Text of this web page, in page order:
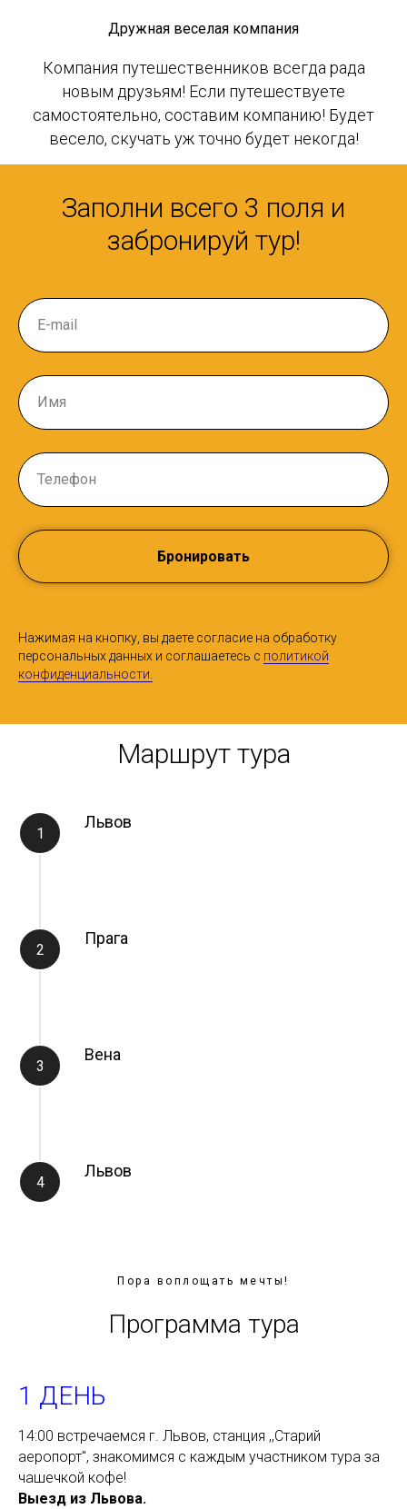
Дружная веселая компания
Компания путешественников всегда рада
новым друзьям! Если путешествуете
самостоятельно, составим компанию! Будет
весело, скучать уж точно будет некогда!
Заполни всего 3 поля и
забронируй тур!
Бронировать
Нажимая на кнопку, вы даете согласие на обработку
персональных данных и соглашаетесь c политикой
конфиденциальности.
Маршрут тура
Львов
Прага
Вена
Львов
Пора воплощать мечты!
Программа тура
1 ДЕНЬ
14:00 встречаемся г. Львов, станция ,,Старий
аеропорт", знакомимся с каждым участником тура за
чашечкой кофе!
Выезд из Львова.